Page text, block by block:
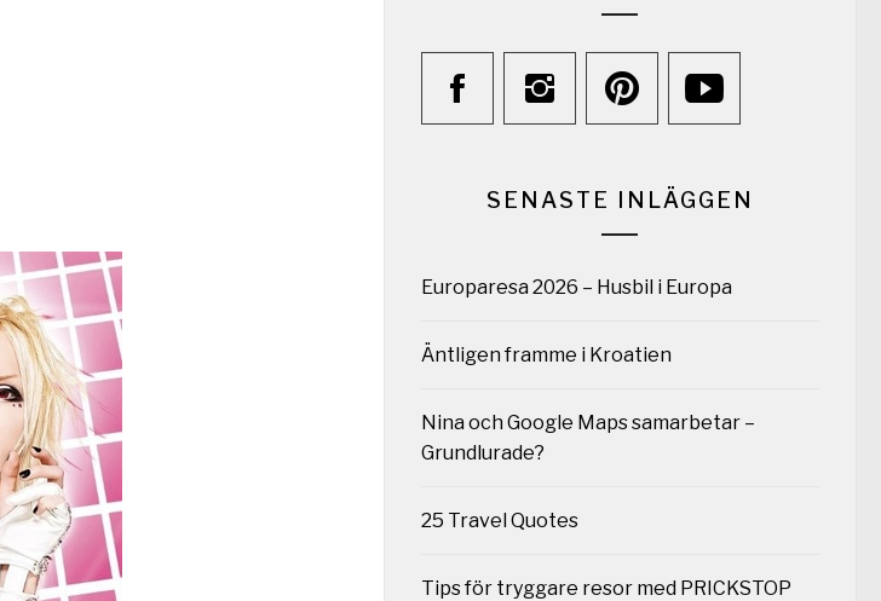
SENASTE INLÄGGEN
Europaresa 2026 – Husbil i Europa
Äntligen framme i Kroatien
Nina och Google Maps samarbetar –
Grundlurade?
25 Travel Quotes
Tips för tryggare resor med PRICKSTOP